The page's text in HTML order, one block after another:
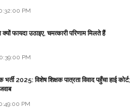
PM
फायदा उठाइए, चमत्कारी परिणाम मिलते हैं
PM
2025: विशेष शिक्षक पात्रता विवाद पहुँचा हाई कोर्ट;
PM